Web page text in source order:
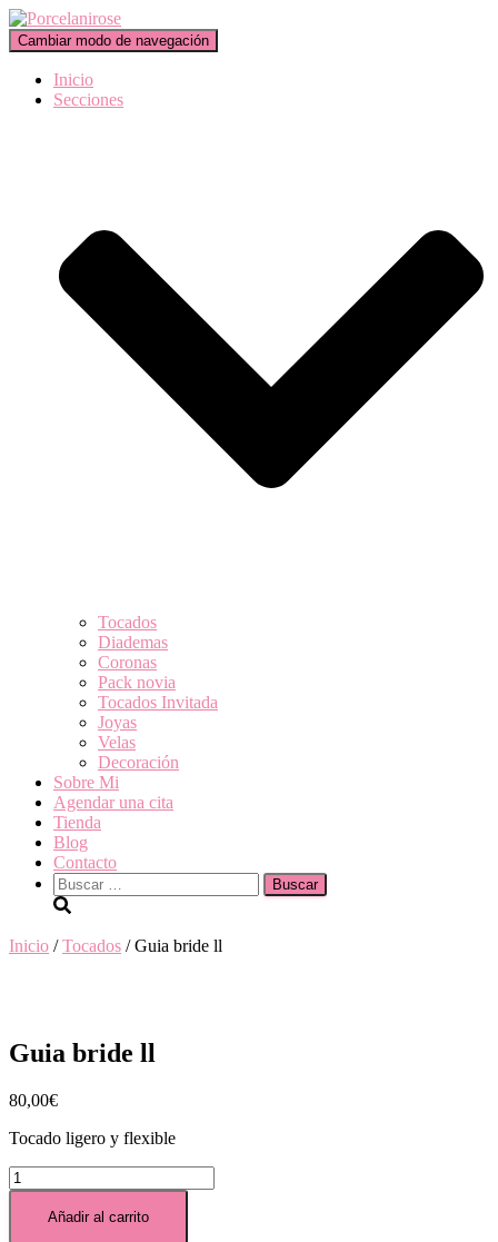
Cambiar modo de navegación
Inicio
Secciones
Tocados
Diademas
Coronas
Pack novia
Tocados Invitada
Joyas
Velas
Decoración
Sobre Mi
Agendar una cita
Tienda
Blog
Contacto
Buscar:
Inicio /Tocados / Guia bride ll
Guia bride ll
80,00€
Tocado ligero y flexible
Guia
bride
Añadir al carrito